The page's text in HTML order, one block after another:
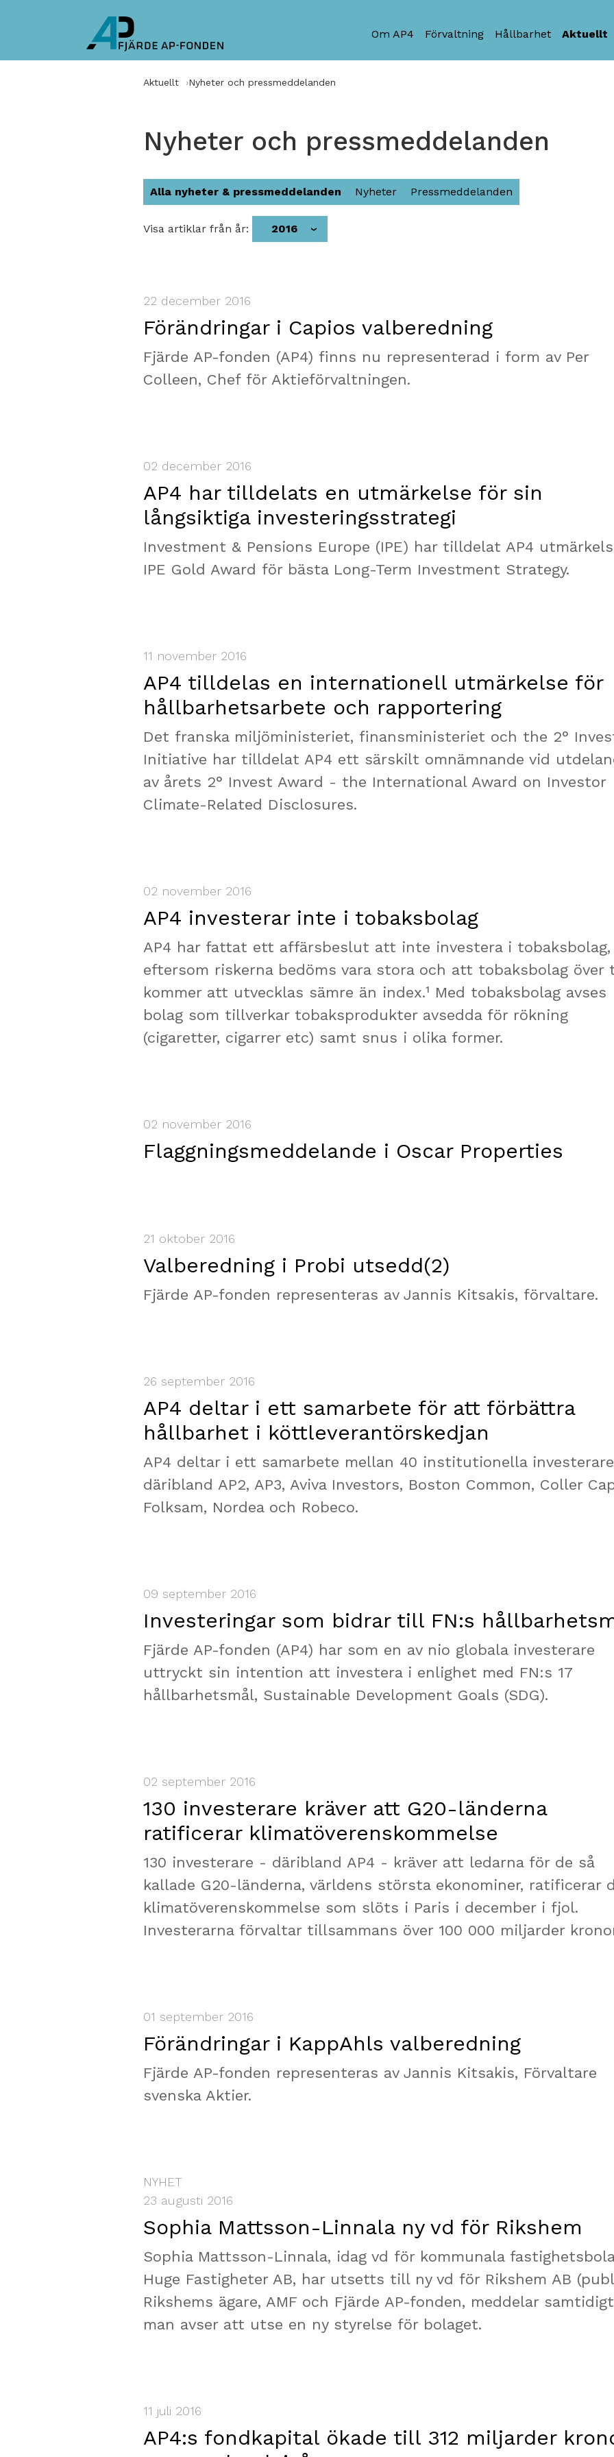
Om AP4 Förvaltning Hållbarhet Aktuellt
Aktuellt Nyheter och pressmeddelanden
Nyheter och pressmeddelanden
Alla nyheter & pressmeddelanden Nyheter Pressmeddelanden
Visa artiklar från år: 2016
22 december 2016
Förändringar i Capios valberedning
Fjärde AP-fonden (AP4) finns nu representerad i form av Per
Colleen, Chef för Aktieförvaltningen.
02 december 2016
AP4 har tilldelats en utmärkelse för sin
långsiktiga investeringsstrategi
Investment & Pensions Europe (IPE) har tilldelat AP4
IPE Gold Award för bästa Long-Term Investment Strategy.
11 november 2016
AP4 tilldelas en internationell utmärkelse för
hållbarhetsarbete och rapportering
Det franska miljöministeriet, finansministeriet och the 2°
Initiative har tilldelat AP4 ett särskilt omnämnande vid
av årets 2° Invest Award - the International Award on Investor
Climate-Related Disclosures.
02 november 2016
AP4 investerar inte i tobaksbolag
AP4 har fattat ett affärsbeslut att inte investera i tobaksbolag,
eftersom riskerna bedöms vara stora och att tobaksbolag över
kommer att utvecklas sämre än index.¹ Med tobaksbolag avses
bolag som tillverkar tobaksprodukter avsedda för rökning
(cigaretter, cigarrer etc) samt snus i olika former.
02 november 2016
Flaggningsmeddelande i Oscar Properties
21 oktober 2016
Valberedning i Probi utsedd(2)
Fjärde AP-fonden representeras av Jannis Kitsakis, förvaltare.
26 september 2016
AP4 deltar i ett samarbete för att förbättra
hållbarhet i köttleverantörskedjan
AP4 deltar i ett samarbete mellan 40 institutionella
däribland AP2, AP3, Aviva Investors, Boston Common, Coller
Folksam, Nordea och Robeco.
09 september 2016
Investeringar som bidrar till FN:s
Fjärde AP-fonden (AP4) har som en av nio globala investerare
uttryckt sin intention att investera i enlighet med FN:s 17
hållbarhetsmål, Sustainable Development Goals (SDG).
02 september 2016
130 investerare kräver att G20-länderna
ratificerar klimatöverenskommelse
130 investerare - däribland AP4 - kräver att ledarna för de så
kallade G20-länderna, världens största ekonominer, ratificerar
klimatöverenskommelse som slöts i Paris i december i fjol.
Investerarna förvaltar tillsammans över 100 000 miljarder
01 september 2016
Förändringar i KappAhls valberedning
Fjärde AP-fonden representeras av Jannis Kitsakis, Förvaltare
svenska Aktier.
NYHET
23 augusti 2016
Sophia Mattsson-Linnala ny vd för Rikshem
Sophia Mattsson-Linnala, idag vd för kommunala
Huge Fastigheter AB, har utsetts till ny vd för Rikshem AB
Rikshems ägare, AMF och Fjärde AP-fonden, meddelar
man avser att utse en ny styrelse för bolaget.
11 juli 2016
AP4:s fondkapital ökade till 312 miljarder